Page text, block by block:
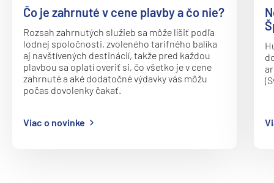
Diamond Princess
Discovery Princess
Emerald Princess
Enchanted Princess
Grand Princess
Čo je zahrnuté v cene plavby a čo nie?
Rozsah zahrnutých služieb sa môže líšiť podľa
lodnej spoločnosti, zvoleného tarifného balíka
aj navštívených destinácií, takže pred každou
plavbou sa oplatí overiť si, čo všetko je v cene
zahrnuté a aké dodatočné výdavky vás môžu
počas dovolenky čakať.
Viac o novinke